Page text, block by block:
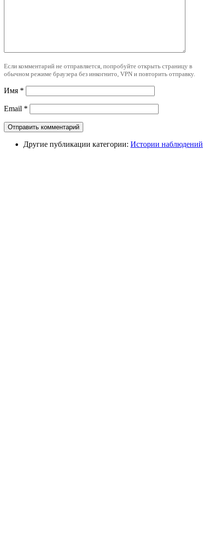
Если комментарий не отправляется, попробуйте открыть страницу в
обычном режиме браузера без инкогнито, VPN и повторить отправку.
Имя *
Email *
Другие публикации категории: Истории наблюдений